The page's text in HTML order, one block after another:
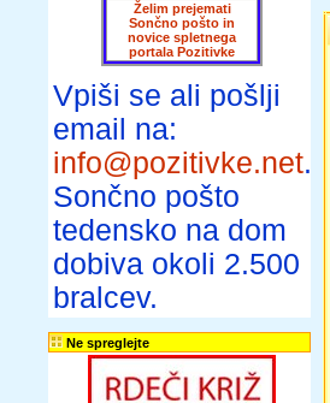
Želim prejemati
Sončno pošto in
novice spletnega
portala Pozitivke
Vpiši se ali pošlji
email na:
info@pozitivke.net.
Sončno pošto
tedensko na dom
dobiva okoli 2.500
bralcev.
Ne spreglejte